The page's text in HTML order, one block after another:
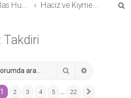
İcra ve İflas Hukuku Haciz ve Kıymet Takdiri
Takdiri
(Toplam22 sayfa)
1 2 3 4 5 22